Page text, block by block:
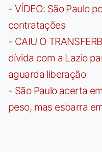
- VÍDEO: São Paulo
contratações
- CAIU O
dívida com a Lazio
aguarda liberação
- São Paulo acerta
peso, mas esbarra